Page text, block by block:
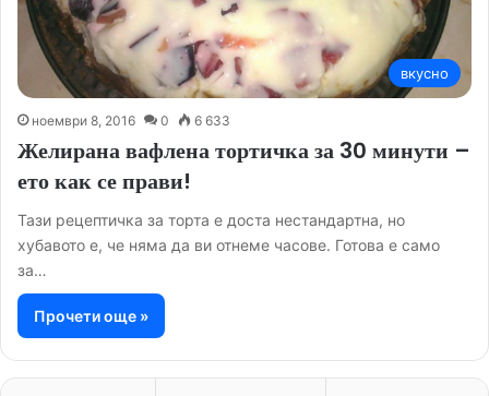
вкусно
ноември 8, 2016 0 6 633
Желирана вафлена тортичка за 30 минути –
ето как се прави!
Тази рецептичка за торта е доста нестандартна, но
хубавото е, че няма да ви отнеме часове. Готова е само
за…
Прочети още »